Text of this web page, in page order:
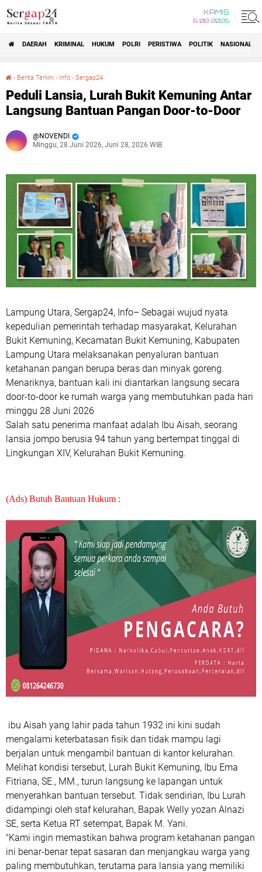
KAMIS
6 08 2026
DAERAH KRIMINAL HUKUM POLRI PERISTIWA POLITIK NASIONAL
› Berita Terkini › Info › Sergap24
Peduli Lansia, Lurah Bukit Kemuning Antar
Langsung Bantuan Pangan Door-to-Door
NOVENDI
Minggu, 28 Juni 2026, Juni 28, 2026 WIB
Lampung Utara, Sergap24, Info– Sebagai wujud nyata
kepedulian pemerintah terhadap masyarakat, Kelurahan
Bukit Kemuning, Kecamatan Bukit Kemuning, Kabupaten
Lampung Utara melaksanakan penyaluran bantuan
ketahanan pangan berupa beras dan minyak goreng.
Menariknya, bantuan kali ini diantarkan langsung secara
door-to-door ke rumah warga yang membutuhkan pada hari
minggu 28 Juni 2026
Salah satu penerima manfaat adalah Ibu Aisah, seorang
lansia jompo berusia 94 tahun yang bertempat tinggal di
Lingkungan XIV, Kelurahan Bukit Kemuning.
(Ads) Butuh Bantuan Hukum :
ibu Aisah yang lahir pada tahun 1932 ini kini sudah
mengalami keterbatasan fisik dan tidak mampu lagi
berjalan untuk mengambil bantuan di kantor kelurahan.
Melihat kondisi tersebut, Lurah Bukit Kemuning, Ibu Ema
Fitriana, SE., MM., turun langsung ke lapangan untuk
menyerahkan bantuan tersebut. Tidak sendirian, Ibu Lurah
didampingi oleh staf kelurahan, Bapak Welly yozan Alnazi
SE, serta Ketua RT setempat, Bapak M. Yani.
"Kami ingin memastikan bahwa program ketahanan pangan
ini benar-benar tepat sasaran dan menjangkau warga yang
paling membutuhkan, terutama para lansia yang memiliki